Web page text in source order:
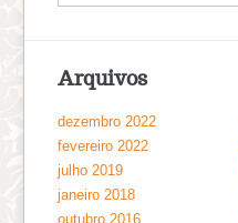
Arquivos
dezembro 2022
fevereiro 2022
julho 2019
janeiro 2018
outubro 2016